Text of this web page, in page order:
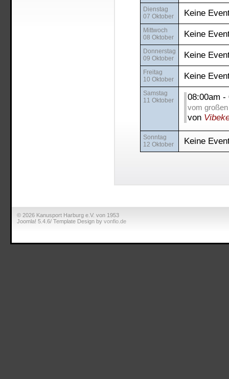
Dienstag
07 Oktober
Keine
Mittwoch
08 Oktober
Keine
Donnerstag
09 Oktober
Keine
Freitag
10 Oktober
Keine
Samstag
11 Oktober
08:00am
vom
von
Sonntag
12 Oktober
Keine
© 2026 Kanusport Harburg e.V. von 1953
Joomla! 5.4.6/ Template Design by vonfio.de